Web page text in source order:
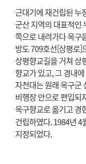
근대기에 재건립된 누
군산 지역의 대표적인
쪽으로 내려가다 옥구
방도 709호선[상평로]
상평향교길을 거쳐 상
향교가 있고, 그 경내
자천대는 원래 옥구군
비행장 안으로 편입되
옥구향교로 옮기고 경
건립하였다. 1984년 4
지정되었다.